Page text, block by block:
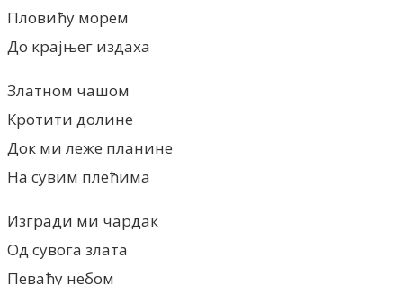
Пловићу морем
До крајњег издаха
Златном чашом
Кротити долине
Док ми леже планине
На сувим плећима
Изгради ми чардак
Од сувога злата
Певаћу небом